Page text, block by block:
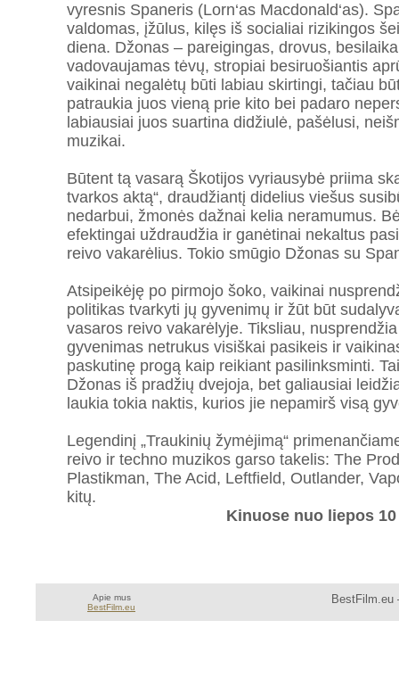
vyresnis Spaneris (Lorn‘as Macdonald‘as).
valdomas, įžūlus, kilęs iš socialiai rizikingos
diena. Džonas – pareigingas, drovus,
vadovaujamas tėvų, stropiai besiruošiantis
vaikinai negalėtų būti labiau skirtingi, tačiau
patraukia juos vieną prie kito bei padaro
labiausiai juos suartina didžiulė, pašėlusi,
muzikai.
Būtent tą vasarą Škotijos vyriausybė priima
tvarkos aktą“, draudžiantį didelius viešus
nedarbui, žmonės dažnai kelia neramumus.
efektingai uždraudžia ir ganėtinai nekaltus
reivo vakarėlius. Tokio smūgio Džonas su
Atsipeikėję po pirmojo šoko, vaikinai
politikas tvarkyti jų gyvenimų ir žūt būt
vasaros reivo vakarėlyje. Tiksliau,
gyvenimas netrukus visiškai pasikeis ir
paskutinę progą kaip reikiant pasilinksminti.
Džonas iš pradžių dvejoja, bet galiausiai
laukia tokia naktis, kurios jie nepamirš visą
Legendinį „Traukinių žymėjimą“
reivo ir techno muzikos garso takelis: The
Plastikman, The Acid, Leftfield, Outlander,
kitų.
Kinuose nuo liepos
Apie mus
BestFilm.eu